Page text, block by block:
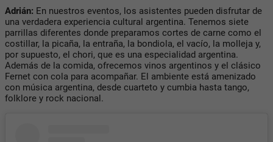
Adrián: En nuestros eventos, los asistentes pueden disfrutar de
una verdadera experiencia cultural argentina. Tenemos siete
parrillas diferentes donde preparamos cortes de carne como el
costillar, la picaña, la entraña, la bondiola, el vacío, la molleja y,
por supuesto, el chori, que es una especialidad argentina.
Además de la comida, ofrecemos vinos argentinos y el clásico
Fernet con cola para acompañar. El ambiente está amenizado
con música argentina, desde cuarteto y cumbia hasta tango,
folklore y rock nacional.